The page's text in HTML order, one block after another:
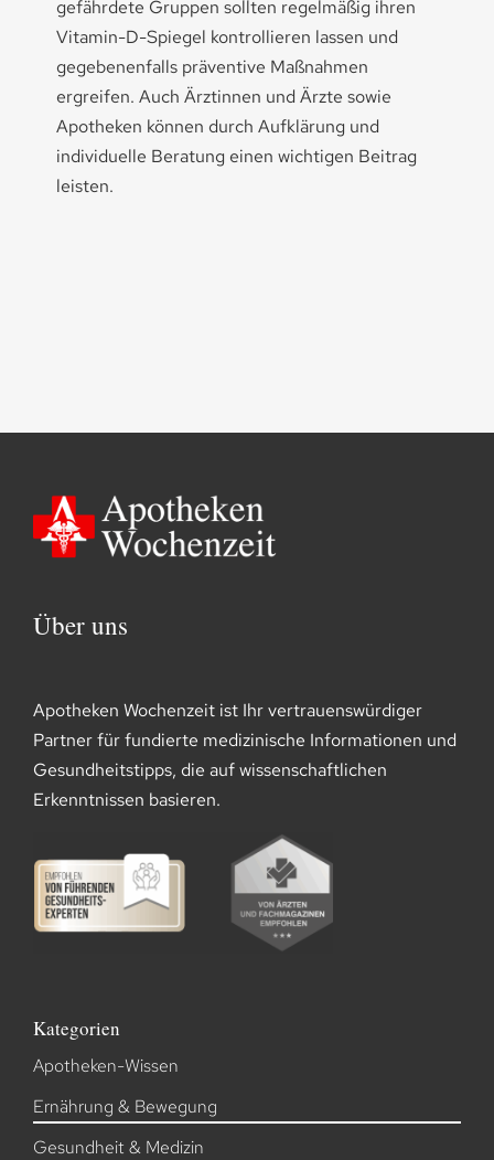
gefährdete Gruppen sollten regelmäßig ihren
Vitamin-D-Spiegel kontrollieren lassen und
gegebenenfalls präventive Maßnahmen
ergreifen. Auch Ärztinnen und Ärzte sowie
Apotheken können durch Aufklärung und
individuelle Beratung einen wichtigen Beitrag
leisten.
Über uns
Apotheken Wochenzeit ist Ihr vertrauenswürdiger
Partner für fundierte medizinische Informationen und
Gesundheitstipps, die auf wissenschaftlichen
Erkenntnissen basieren.
Kategorien
Apotheken-Wissen
Ernährung & Bewegung
Gesundheit & Medizin